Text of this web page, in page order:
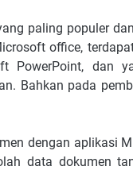
paling populer
office,
PowerPoint, dan
Bahkan pada
dengan aplikasi
data dokumen